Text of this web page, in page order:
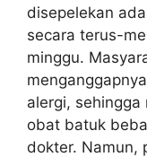
disepelekan
secara terus-
minggu.
alergi, sehingga
obat batuk
dokter. Namun,